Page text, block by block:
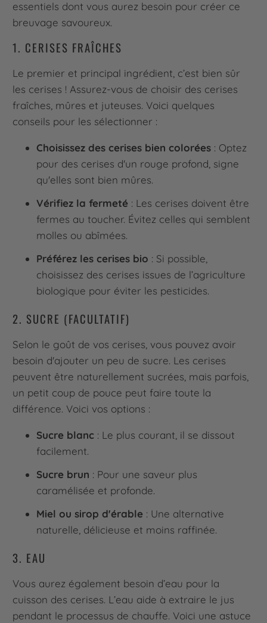
essentiels dont vous aurez besoin pour créer ce
breuvage savoureux.
1. CERISES FRAÎCHES
Le premier et principal ingrédient, c’est bien sûr
les cerises ! Assurez-vous de choisir des cerises
fraîches, mûres et juteuses. Voici quelques
conseils pour les sélectionner :
Choisissez des cerises bien colorées : Optez
pour des cerises d'un rouge profond, signe
qu'elles sont bien mûres.
Vérifiez la fermeté : Les cerises doivent être
fermes au toucher. Évitez celles qui semblent
molles ou abîmées.
Préférez les cerises bio : Si possible,
choisissez des cerises issues de l’agriculture
biologique pour éviter les pesticides.
2. SUCRE (FACULTATIF)
Selon le goût de vos cerises, vous pouvez avoir
besoin d'ajouter un peu de sucre. Les cerises
peuvent être naturellement sucrées, mais parfois,
un petit coup de pouce peut faire toute la
différence. Voici vos options :
Sucre blanc : Le plus courant, il se dissout
facilement.
Sucre brun : Pour une saveur plus
caramélisée et profonde.
Miel ou sirop d'érable : Une alternative
naturelle, délicieuse et moins raffinée.
3. EAU
Vous aurez également besoin d’eau pour la
cuisson des cerises. L’eau aide à extraire le jus
pendant le processus de chauffe. Voici une astuce